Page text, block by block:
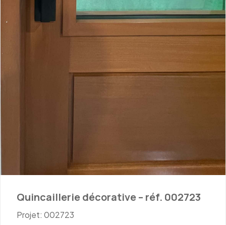
Quincaillerie décorative – réf. 002723
Projet: 002723